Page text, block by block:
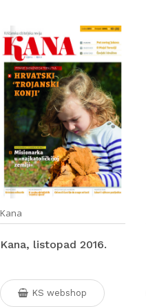
Kana
Kana, listopad 2016.
KS webshop